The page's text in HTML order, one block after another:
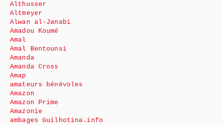
Althusser
Altmeyer
Alwan al-Janabi
Amadou Koumé
Amal
Amal Bentounsi
Amanda
Amanda Cross
Amap
amateurs bénévoles
Amazon
Amazon Prime
Amazonie
ambages Guilhotina.info